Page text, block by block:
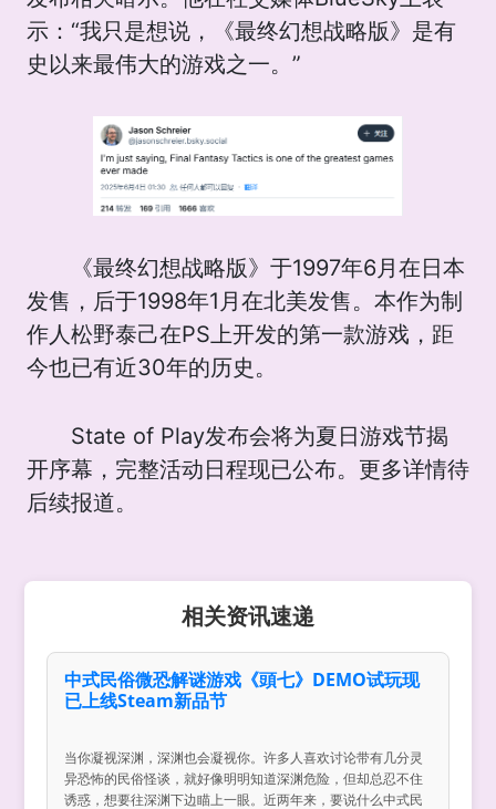
示：“我只是想说，《最终幻想战略版》是有
史以来最伟大的游戏之一。”
《最终幻想战略版》于1997年6月在日本
发售，后于1998年1月在北美发售。本作为制
作人松野泰己在PS上开发的第一款游戏，距
今也已有近30年的历史。
State of Play发布会将为夏日游戏节揭
开序幕，完整活动日程现已公布。更多详情待
后续报道。
相关资讯速递
中式民俗微恐解谜游戏《頭七》DEMO试玩现
已上线Steam新品节
当你凝视深渊，深渊也会凝视你。许多人喜欢讨论带有几分灵
异恐怖的民俗怪谈，就好像明明知道深渊危险，但却总忍不住
诱惑，想要往深渊下边瞄上一眼。近两年来，要说什么中式民